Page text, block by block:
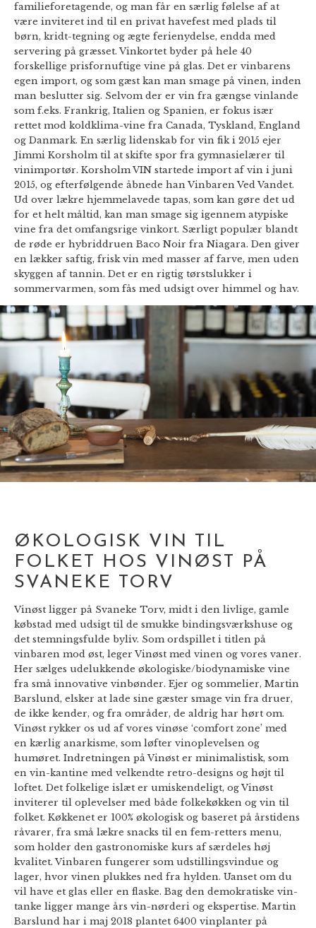
familieforetagende, og man får en særlig følelse af at
være inviteret ind til en privat havefest med plads til
børn, kridt-tegning og ægte ferienydelse, endda med
servering på græsset. Vinkortet byder på hele 40
forskellige prisfornuftige vine på glas. Det er vinbarens
egen import, og som gæst kan man smage på vinen, inden
man beslutter sig. Selvom der er vin fra gængse vinlande
som f.eks. Frankrig, Italien og Spanien, er fokus især
rettet mod koldklima-vine fra Canada, Tyskland, England
og Danmark. En særlig lidenskab for vin fik i 2015 ejer
Jimmi Korsholm til at skifte spor fra gymnasielærer til
vinimportør. Korsholm VIN startede import af vin i juni
2015, og efterfølgende åbnede han Vinbaren Ved Vandet.
Ud over lækre hjemmelavede tapas, som kan gøre det ud
for et helt måltid, kan man smage sig igennem atypiske
vine fra det omfangsrige vinkort. Særligt populær blandt
de røde er hybriddruen Baco Noir fra Niagara. Den giver
en lækker saftig, frisk vin med masser af farve, men uden
skyggen af tannin. Det er en rigtig tørstslukker i
sommervarmen, som fås med udsigt over himmel og hav.
ØKOLOGISK VIN TIL
FOLKET HOS VINØST PÅ
SVANEKE TORV
Vinøst ligger på Svaneke Torv, midt i den livlige, gamle
købstad med udsigt til de smukke bindingsværkshuse og
det stemningsfulde byliv. Som ordspillet i titlen på
vinbaren mod øst, leger Vinøst med vinen og vores vaner.
Her sælges udelukkende økologiske/biodynamiske vine
fra små innovative vinbønder. Ejer og sommelier, Martin
Barslund, elsker at lade sine gæster smage vin fra druer,
de ikke kender, og fra områder, de aldrig har hørt om.
Vinøst rykker os ud af vores vinøse ‘comfort zone’ med
en kærlig anarkisme, som løfter vinoplevelsen og
humøret. Indretningen på Vinøst er minimalistisk, som
en vin-kantine med velkendte retro-designs og højt til
loftet. Det folkelige islæt er umiskendeligt, og Vinøst
inviterer til oplevelser med både folkekøkken og vin til
folket. Køkkenet er 100% økologisk og baseret på årstidens
råvarer, fra små lækre snacks til en fem-retters menu,
som holder den gastronomiske kurs af særdeles høj
kvalitet. Vinbaren fungerer som udstillingsvindue og
lager, hvor vinen plukkes ned fra hylden. Uanset om du
vil have et glas eller en flaske. Bag den demokratiske vin-
tanke ligger mange års vin-nørderi og ekspertise. Martin
Barslund har i maj 2018 plantet 6400 vinplanter på